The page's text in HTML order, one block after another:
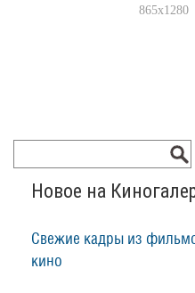
865x1280
Новое на
Свежие кадры из
кино